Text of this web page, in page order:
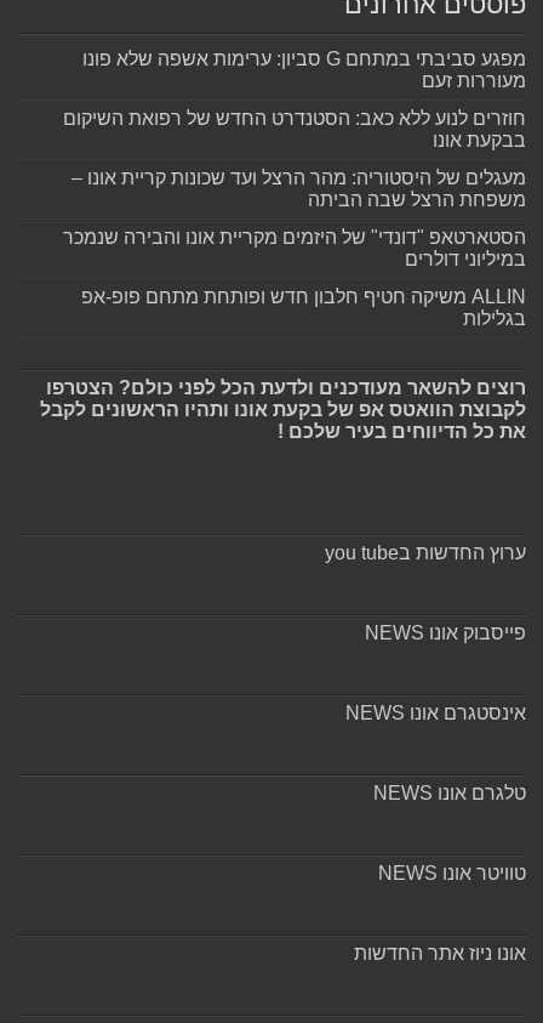
מפגע סביבתי במתחם G סביון: ערימות אשפה שלא פונו
מעוררות זעם
חוזרים לנוע ללא כאב: הסטנדרט החדש של רפואת השיקום
בבקעת אונו
מעגלים של היסטוריה: מהר הרצל ועד שכונות קריית אונו –
משפחת הרצל שבה הביתה
הסטארטאפ "דונדי" של היזמים מקריית אונו והבירה שנמכר
במיליוני דולרים
ALLIN משיקה חטיף חלבון חדש ופותחת מתחם פופ-אפ
בגלילות
רוצים להשאר מעודכנים ולדעת הכל לפני כולם? הצטרפו
לקבוצת הוואטס אפ של בקעת אונו ותהיו הראשונים לקבל
את כל הדיווחים בעיר שלכם !
ערוץ החדשות בyou tube
פייסבוק אונו NEWS
אינסטגרם אונו NEWS
טלגרם אונו NEWS
טוויטר אונו NEWS
אונו ניוז אתר החדשות